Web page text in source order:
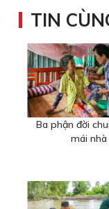
TIN
Ba phận đời
mái nhà